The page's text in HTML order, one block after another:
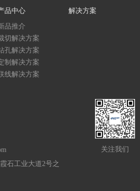
品中心
品推介
切解决方案
孔解决方案
制解决方案
线解决方案
解决方案
石工业大道2号之
关注我们